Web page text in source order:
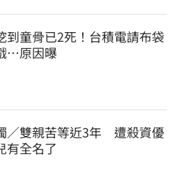
到童骨已2死！台積電請布袋
…原因曝
／雙親苦等近3年　遭殺資優
有全名了